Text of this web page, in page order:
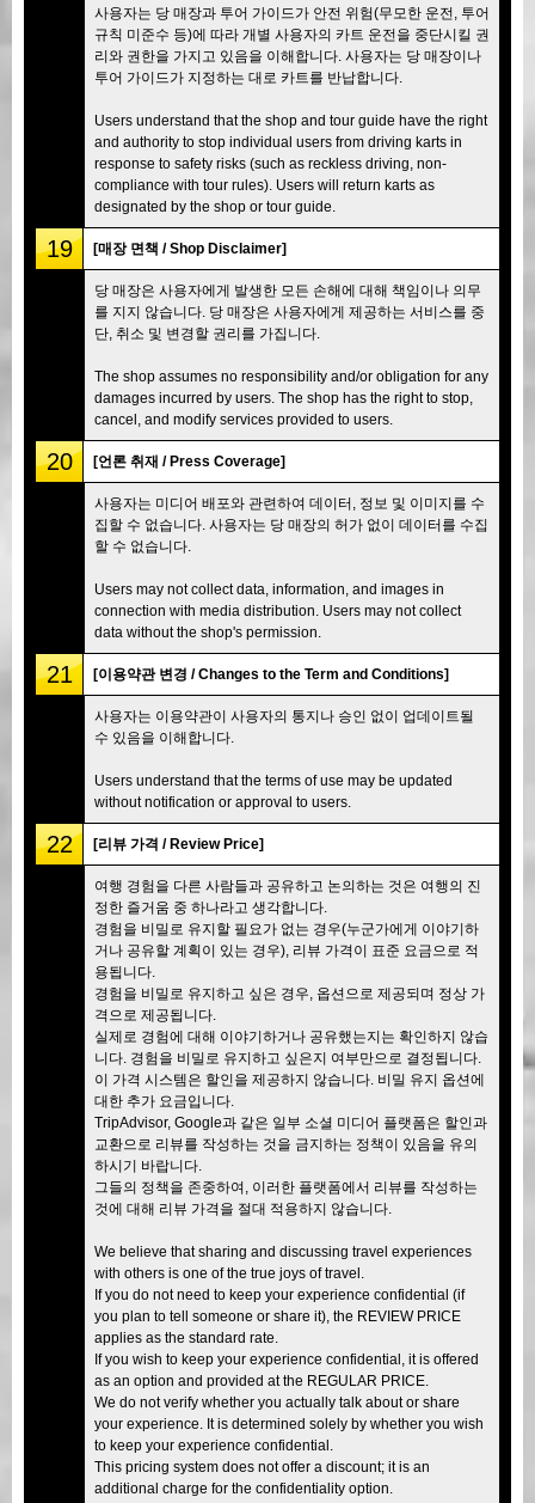
사용자는 당 매장과 투어 가이드가 안전 위험(무모한 운전, 투어
규칙 미준수 등)에 따라 개별 사용자의 카트 운전을 중단시킬 권
리와 권한을 가지고 있음을 이해합니다. 사용자는 당 매장이나
투어 가이드가 지정하는 대로 카트를 반납합니다.
Users understand that the shop and tour guide have the right
and authority to stop individual users from driving karts in
response to safety risks (such as reckless driving, non-
compliance with tour rules). Users will return karts as
designated by the shop or tour guide.
19 [매장 면책 / Shop Disclaimer]
당 매장은 사용자에게 발생한 모든 손해에 대해 책임이나 의무
를 지지 않습니다. 당 매장은 사용자에게 제공하는 서비스를 중
단, 취소 및 변경할 권리를 가집니다.
The shop assumes no responsibility and/or obligation for any
damages incurred by users. The shop has the right to stop,
cancel, and modify services provided to users.
20 [언론 취재 / Press Coverage]
사용자는 미디어 배포와 관련하여 데이터, 정보 및 이미지를 수
집할 수 없습니다. 사용자는 당 매장의 허가 없이 데이터를 수집
할 수 없습니다.
Users may not collect data, information, and images in
connection with media distribution. Users may not collect
data without the shop's permission.
21 [이용약관 변경 / Changes to the Term and Conditions]
사용자는 이용약관이 사용자의 통지나 승인 없이 업데이트될
수 있음을 이해합니다.
Users understand that the terms of use may be updated
without notification or approval to users.
22 [리뷰 가격 / Review Price]
여행 경험을 다른 사람들과 공유하고 논의하는 것은 여행의 진
정한 즐거움 중 하나라고 생각합니다.
경험을 비밀로 유지할 필요가 없는 경우(누군가에게 이야기하
거나 공유할 계획이 있는 경우), 리뷰 가격이 표준 요금으로 적
용됩니다.
경험을 비밀로 유지하고 싶은 경우, 옵션으로 제공되며 정상 가
격으로 제공됩니다.
실제로 경험에 대해 이야기하거나 공유했는지는 확인하지 않습
니다. 경험을 비밀로 유지하고 싶은지 여부만으로 결정됩니다.
이 가격 시스템은 할인을 제공하지 않습니다. 비밀 유지 옵션에
대한 추가 요금입니다.
TripAdvisor, Google과 같은 일부 소셜 미디어 플랫폼은 할인과
교환으로 리뷰를 작성하는 것을 금지하는 정책이 있음을 유의
하시기 바랍니다.
그들의 정책을 존중하여, 이러한 플랫폼에서 리뷰를 작성하는
것에 대해 리뷰 가격을 절대 적용하지 않습니다.
We believe that sharing and discussing travel experiences
with others is one of the true joys of travel.
If you do not need to keep your experience confidential (if
you plan to tell someone or share it), the REVIEW PRICE
applies as the standard rate.
If you wish to keep your experience confidential, it is offered
as an option and provided at the REGULAR PRICE.
We do not verify whether you actually talk about or share
your experience. It is determined solely by whether you wish
to keep your experience confidential.
This pricing system does not offer a discount; it is an
additional charge for the confidentiality option.